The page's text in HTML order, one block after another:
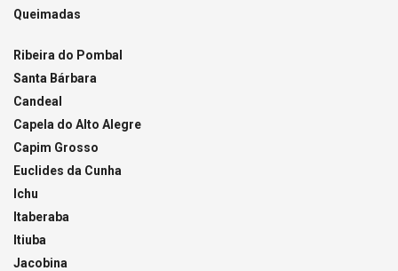
Queimadas
Ribeira do Pombal
Santa Bárbara
Candeal
Capela do Alto Alegre
Capim Grosso
Euclides da Cunha
Ichu
Itaberaba
Itiuba
Jacobina